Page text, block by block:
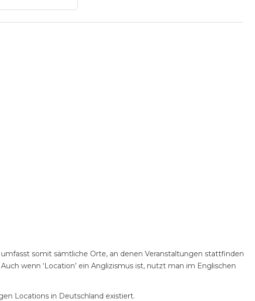
somit sämtliche Orte, an denen Veranstaltungen stattfinden
wenn ‘Location’ ein Anglizismus ist, nutzt man im Englischen
Locations in Deutschland existiert.